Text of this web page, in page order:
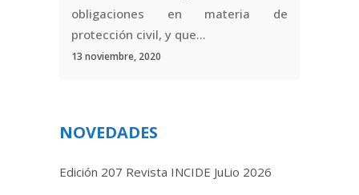
obligaciones en materia de
protección civil, y que...
13 noviembre, 2020
NOVEDADES
Edición 207 Revista INCIDE JuLio 2026